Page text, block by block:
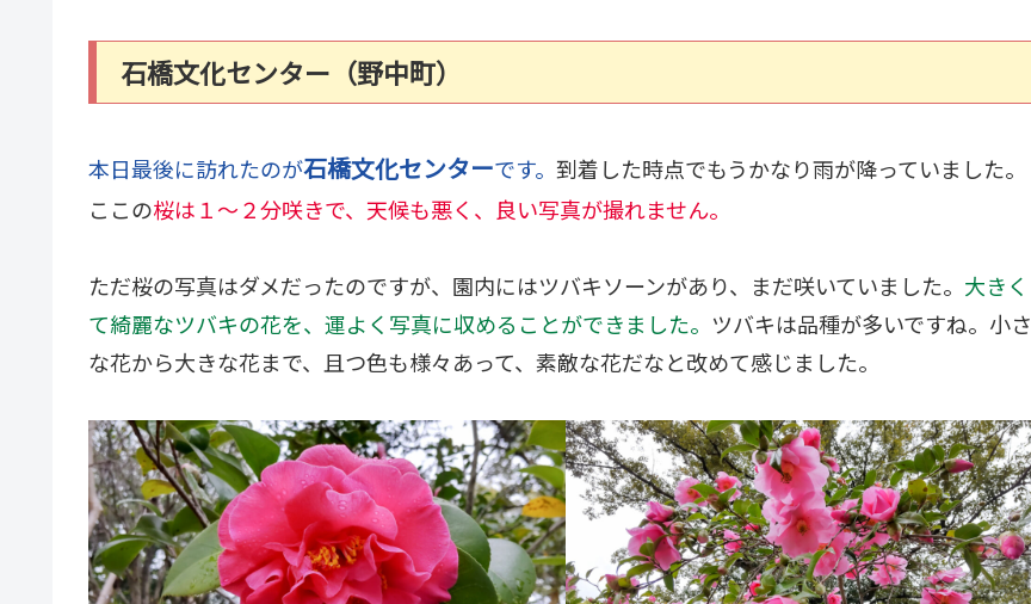
石橋文化センター（野中町）
本日最後に訪れたのが石橋文化センターです。 到着した時点でもうかなり雨が降っていました。
ここの桜は１～２分咲きで、天候も悪く、良い写真が撮れません。
ただ桜の写真はダメだったのですが、園内にはツバキソーンがあり、まだ咲いていました。 大きく
て綺麗なツバキの花を、運よく写真に収めることができました。 ツバキは品種が多いですね。小さ
な花から大きな花まで、且つ色も様々あって、素敵な花だなと改めて感じました。